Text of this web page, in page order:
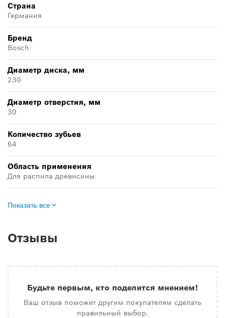
Страна
Германия
Бренд
Bosch
Диаметр диска, мм
230
Диаметр отверстия, мм
30
Количество зубьев
64
Область применения
Для распила древисины
Показать все
Отзывы
Будьте первым, кто поделится мнением!
Ваш отзыв поможет другим покупателям сделать
правильный выбор.